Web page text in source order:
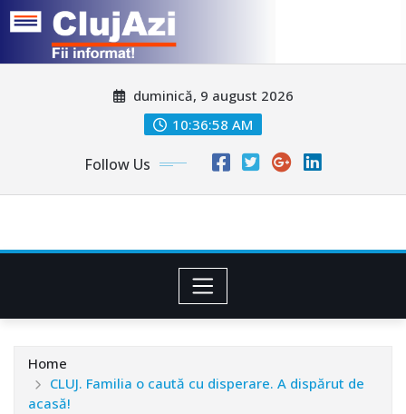
duminică, 9 august 2026
10:37:01 AM
Follow Us
Home
CLUJ. Familia o caută cu disperare. A dispărut de
acasă!